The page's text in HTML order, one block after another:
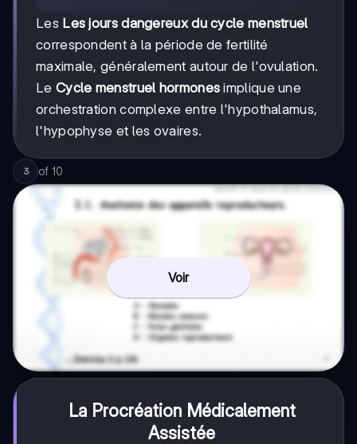
Les Les jours dangereux du cycle menstruel
correspondent à la période de fertilité
maximale, généralement autour de l'ovulation.
Le Cycle menstruel hormones implique une
orchestration complexe entre l'hypothalamus,
l'hypophyse et les ovaires.
3 of 10
Voir
La Procréation Médicalement
Assistée